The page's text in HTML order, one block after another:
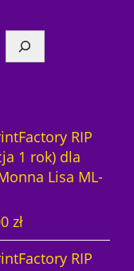
u
RIP
1 rok) dla
Lisa ML-
złA
k
t
RIP